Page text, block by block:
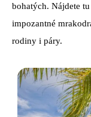
bohatých. Nájdete
impozantné
rodiny i páry.